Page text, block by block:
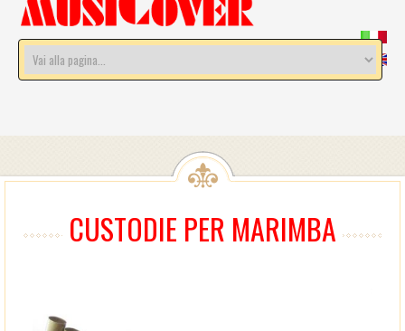
CUSTODIE PER MARIMBA